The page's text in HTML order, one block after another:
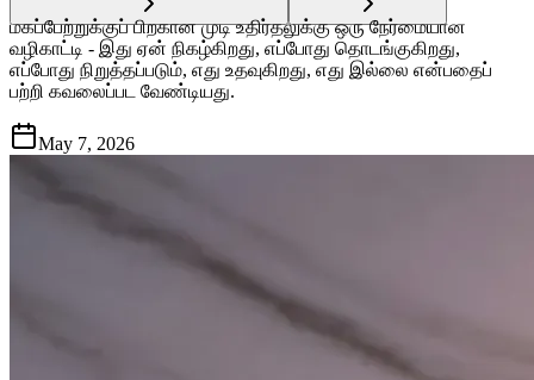
மகப்பேற்றுக்குப் பிறகான முடி உதிர்தலுக்கு ஒரு நேர்மையான
வழிகாட்டி - இது ஏன் நிகழ்கிறது, எப்போது தொடங்குகிறது,
எப்போது நிறுத்தப்படும், எது உதவுகிறது, எது இல்லை என்பதைப்
பற்றி கவலைப்பட வேண்டியது.
May 7, 2026